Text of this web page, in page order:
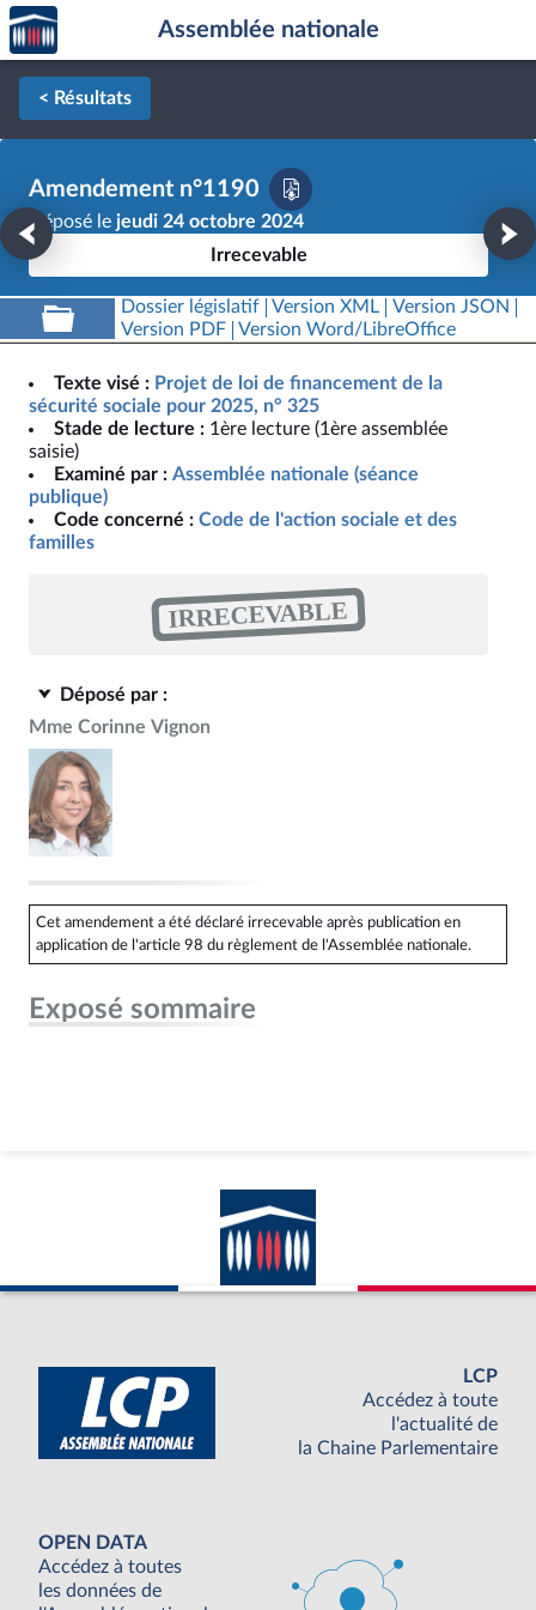
Aller au contenu
Aller en bas de la page
Accèder
à la
page
d'accueil
Assemblée nationale
< Résultats
Amendement n°1190
Déposé le jeudi 24 octobre 2024
Irrecevable
Dossier législatif Version XML
Version JSON
Version PDF
Version Word/LibreOffice
Texte visé : Projet de loi de financement de la
sécurité sociale pour 2025, n° 325
Stade de lecture : 1ère lecture (1ère assemblée
saisie)
Examiné par : Assemblée nationale (séance
publique)
Code concerné : Code de l'action sociale et des
familles
IRRECEVABLE
Déposé par :
Mme Corinne Vignon
Cet amendement a été déclaré irrecevable après publication en
application de l'article 98 du règlement de l'Assemblée nationale.
Exposé sommaire
LCP
Accédez à toute
l'actualité de
la Chaine Parlementaire
OPEN DATA
Accédez à toutes
les données de